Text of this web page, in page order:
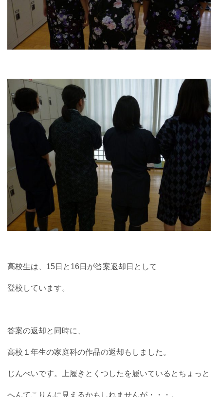
高校生は、15日と16日が答案返却日として
登校しています。
答案の返却と同時に、
高校１年生の家庭科の作品の返却もしました。
じんべいです。上履きとくつしたを履いているとちょっと
へんてこりんに見えるかもしれませんが・・・。